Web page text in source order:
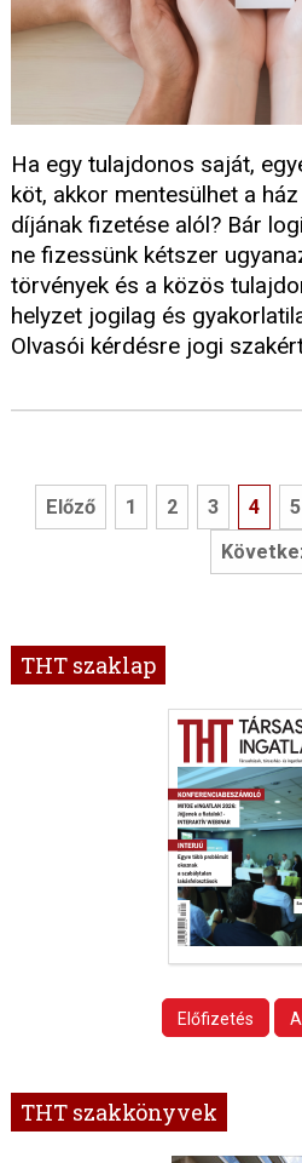
Ha egy tulajdonos saját,
köt, akkor mentesülhet a
díjának fizetése alól? Bár
ne fizessünk kétszer
törvények és a közös
helyzet jogilag és
Olvasói kérdésre jogi
Előző 1 2 3 4 5
THT szaklap
Előfizetés
THT szakkönyvek